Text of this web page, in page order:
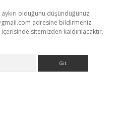
olduğunu düşündüğünüz
adresine bildirmeniz
sitemizden kaldırılacaktır.